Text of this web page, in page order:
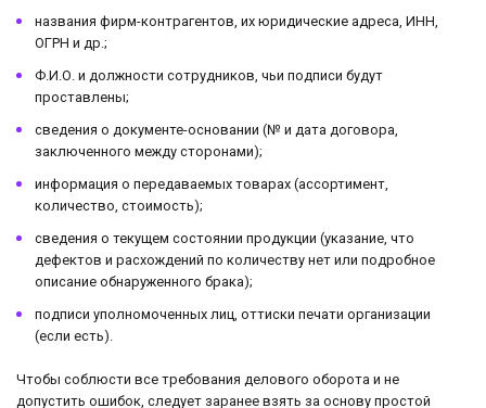
названия фирм-контрагентов, их юридические адреса, ИНН,
ОГРН и др.;
Ф.И.О. и должности сотрудников, чьи подписи будут
проставлены;
сведения о документе-основании (№ и дата договора,
заключенного между сторонами);
информация о передаваемых товарах (ассортимент,
количество, стоимость);
сведения о текущем состоянии продукции (указание, что
дефектов и расхождений по количеству нет или подробное
описание обнаруженного брака);
подписи уполномоченных лиц, оттиски печати организации
(если есть).
Чтобы соблюсти все требования делового оборота и не
допустить ошибок, следует заранее взять за основу простой